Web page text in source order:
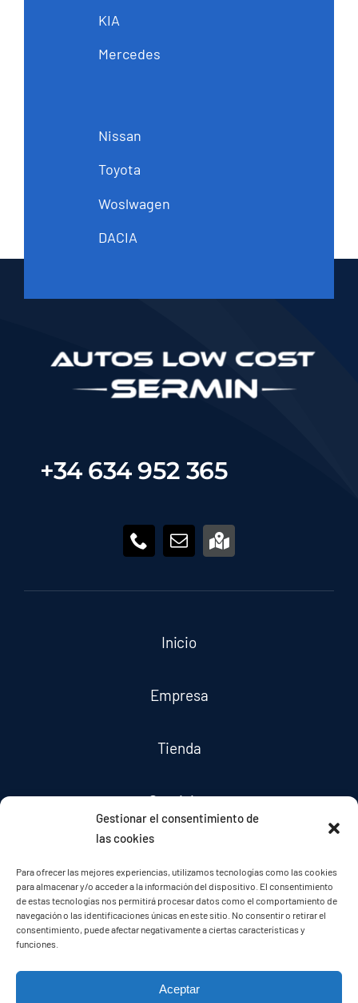
Gestionar el consentimiento de
las cookies
Para ofrecer las mejores experiencias, utilizamos tecnologías como las cookies
para almacenar y/o acceder a la información del dispositivo. El consentimiento
de estas tecnologías nos permitirá procesar datos como el comportamiento de
navegación o las identificaciones únicas en este sitio. No consentir o retirar el
consentimiento, puede afectar negativamente a ciertas características y
funciones.
Aceptar
KIA
Mercedes
Nissan
Toyota
Woslwagen
DACIA
+34 634 952 365
Inicio
Empresa
Tienda
Servicios
Contacto